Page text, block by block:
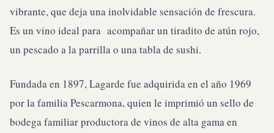
vibrante, que deja una inolvidable sensación de frescura.
Es un vino ideal para acompañar un tiradito de atún rojo,
un pescado a la parrilla o una tabla de sushi.
Fundada en 1897, Lagarde fue adquirida en el año 1969
por la familia Pescarmona, quien le imprimió un sello de
bodega familiar productora de vinos de alta gama en